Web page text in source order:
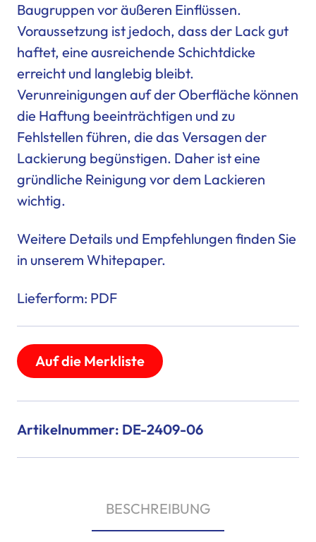
Baugruppen vor äußeren Einflüssen.
Voraussetzung ist jedoch, dass der Lack gut
haftet, eine ausreichende Schichtdicke
erreicht und langlebig bleibt.
Verunreinigungen auf der Oberfläche können
die Haftung beeinträchtigen und zu
Fehlstellen führen, die das Versagen der
Lackierung begünstigen. Daher ist eine
gründliche Reinigung vor dem Lackieren
wichtig.
Weitere Details und Empfehlungen finden Sie
in unserem Whitepaper.
Lieferform: PDF
Auf die Merkliste
Artikelnummer: DE-2409-06
BESCHREIBUNG